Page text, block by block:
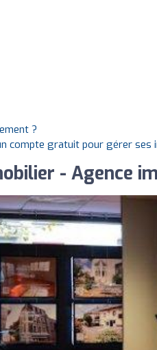
?
compte gratuit pour gérer ses
- Agence